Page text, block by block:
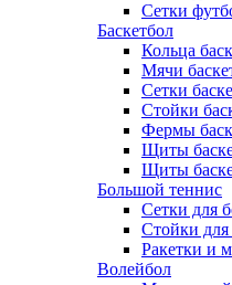
Сетки
Баскетбол
Кольца
Мячи
Сетки
Стойки
Фермы
Щиты
Щиты
Большой теннис
Сетки для
Стойки для
Ракетки и
Волейбол